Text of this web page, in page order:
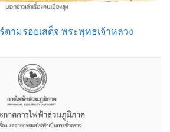
ามรอยเสด็จ พระพุทธเจ้าหลวง